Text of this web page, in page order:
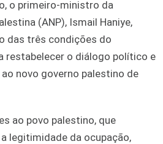
o primeiro-ministro da
(ANP), Ismail Haniye,
das três condições do
restabelecer o diálogo político e
novo governo palestino de
ao povo palestino, que
legitimidade da ocupação,